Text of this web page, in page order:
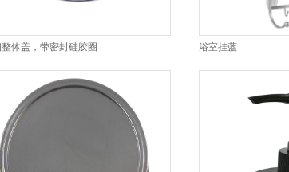
体盖，带密封硅胶圈 浴室挂蓝